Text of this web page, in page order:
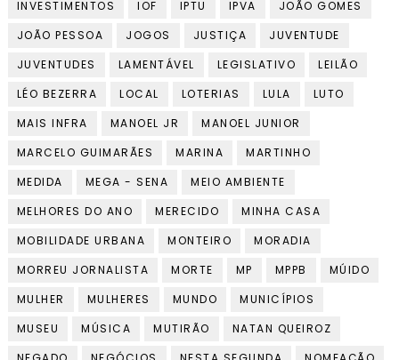
INVESTIMENTOS
IOF IPTU IPVA
JOÃO GOMES
JOÃO PESSOA
JOGOS JUSTIÇA
JUVENTUDE
JUVENTUDES
LAMENTÁVEL LEGISLATIVO
LEILÃO
LÉO BEZERRA
LOCAL LOTERIAS LULA
LUTO
MAIS INFRA
MANOEL JR
MANOEL JUNIOR
MARCELO GUIMARÃES
MARINA
MARTINHO
MEDIDA
MEGA - SENA
MEIO AMBIENTE
MELHORES DO ANO
MERECIDO
MINHA CASA
MOBILIDADE URBANA
MONTEIRO
MORADIA
MORREU JORNALISTA
MORTE MP MPPB
MÚIDO
MULHER
MULHERES MUNDO
MUNICÍPIOS
MUSEU
MÚSICA MUTIRÃO
NATAN QUEIROZ